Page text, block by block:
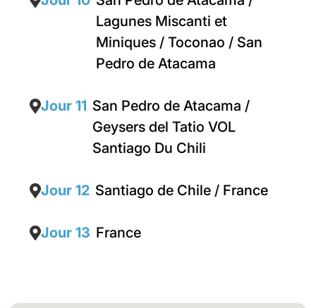
Lagunes Miscanti et
Miniques / Toconao / San
Pedro de Atacama
Jour 11 San Pedro de Atacama /
Geysers del Tatio VOL
Santiago Du Chili
Jour 12 Santiago de Chile / France
Jour 13 France